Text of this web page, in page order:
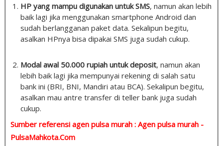
HP yang mampu digunakan untuk SMS, namun akan lebih
baik lagi jika menggunakan smartphone Android dan
sudah berlangganan paket data. Sekalipun begitu,
asalkan HPnya bisa dipakai SMS juga sudah cukup.
Modal awal 50.000 rupiah untuk deposit, namun akan
lebih baik lagi jika mempunyai rekening di salah satu
bank ini (BRI, BNI, Mandiri atau BCA). Sekalipun begitu,
asalkan mau antre transfer di teller bank juga sudah
cukup.
Sumber referensi agen pulsa murah : Agen pulsa murah -
PulsaMahkota.Com